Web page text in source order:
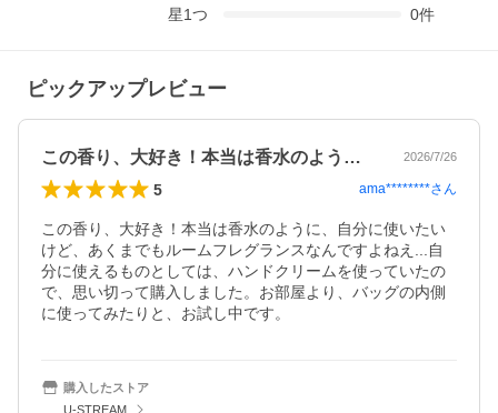
星1つ 0件
ピックアップレビュー
この香り、大好き！本当は香水のように、… 2026/7/26
5 ama********さん
この香り、大好き！本当は香水のように、自分に使いたい
けど、あくまでもルームフレグランスなんですよねえ...自
分に使えるものとしては、ハンドクリームを使っていたの
で、思い切って購入しました。お部屋より、バッグの内側
に使ってみたりと、お試し中です。
購入したストア
U-STREAM